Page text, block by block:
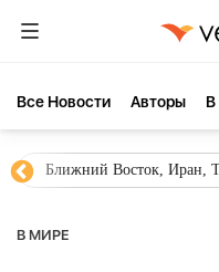
Все Новости Aвторы В
Ближний Восток, Иран,
В МИРЕ